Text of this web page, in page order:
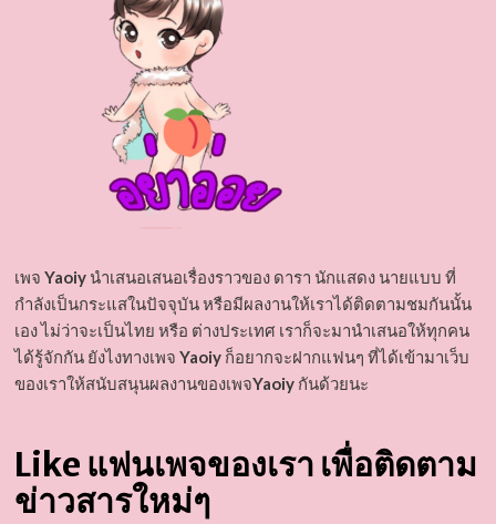
เพจ Yaoiyนำเสนอเสนอเรื่องราวของ ดารา นักแสดง นายแบบ ที่
กำลังเป็นกระแสในปัจจุบัน หรือมีผลงานให้เราได้ติดตามชมกันนั้น
เอง ไม่ว่าจะเป็นไทย หรือ ต่างประเทศ เราก็จะมานำเสนอให้ทุกคน
ได้รู้จักกัน ยังไงทางเพจ Yaoiyก็อยากจะฝากแฟนๆ ที่ได้เข้ามาเว็บ
ของเราให้สนับสนุนผลงานของเพจYaoiyกันด้วยนะ
Like แฟนเพจของเรา เพื่อติดตาม
ข่าวสารใหม่ๆ